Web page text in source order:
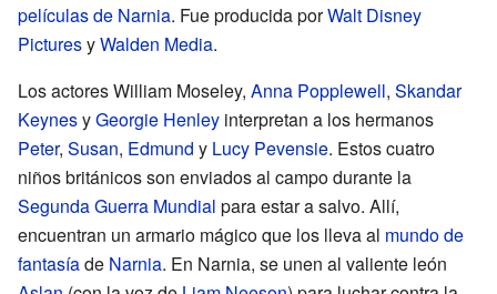
películas de Narnia. Fue producida porWalt Disney
PicturesyWalden Media.
Los actores William Moseley, Anna Popplewell, Skandar
KeynesyGeorgie Henley interpretan a los hermanos
Peter, Susan, Edmund y Lucy Pevensie. Estos cuatro
niños británicos son enviados al campo durante la
Segunda Guerra Mundial para estar a salvo. Allí,
encuentran un armario mágico que los lleva al mundo de
fantasíade Narnia. En Narnia, se unen al valiente león